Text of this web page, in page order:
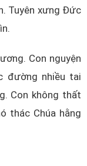
Tuyên xưng Đức
Con nguyện
đường nhiều tai
Con không thất
thác Chúa hằng